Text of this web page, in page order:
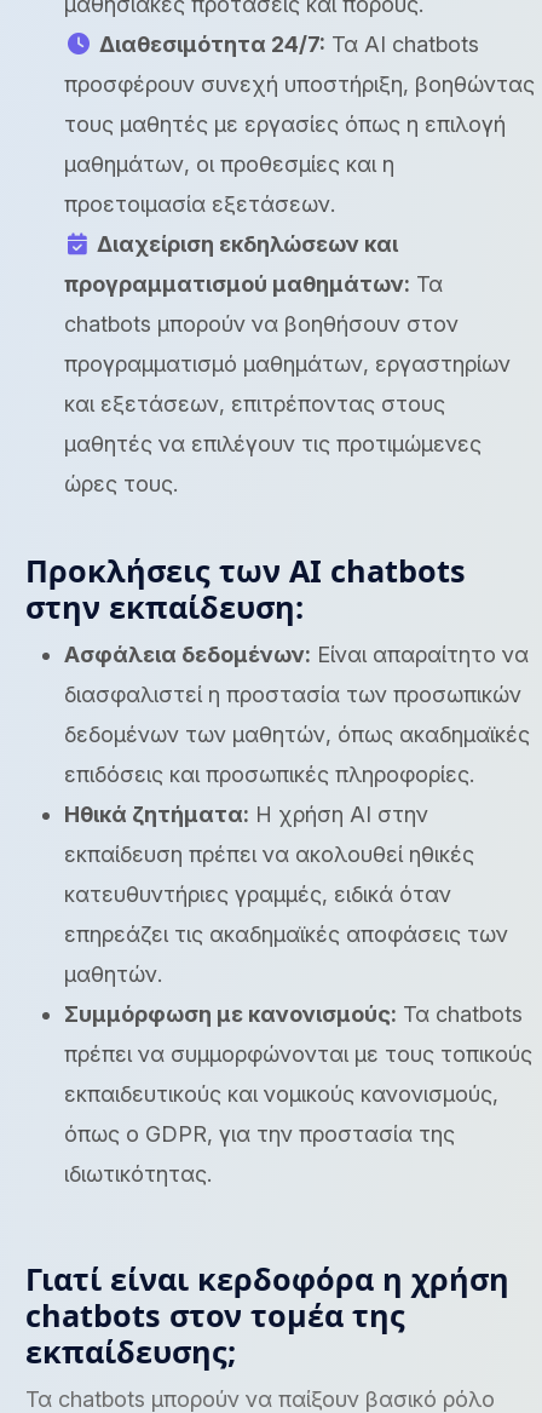
Διαθεσιμότητα 24/7: Τα AI chatbots
προσφέρουν συνεχή υποστήριξη, βοηθώντας
τους μαθητές με εργασίες όπως η επιλογή
μαθημάτων, οι προθεσμίες και η
προετοιμασία εξετάσεων.
Διαχείριση εκδηλώσεων και
προγραμματισμού μαθημάτων: Τα
chatbots μπορούν να βοηθήσουν στον
προγραμματισμό μαθημάτων, εργαστηρίων
και εξετάσεων, επιτρέποντας στους
μαθητές να επιλέγουν τις προτιμώμενες
ώρες τους.
Προκλήσεις των AI chatbots
στην εκπαίδευση:
Ασφάλεια δεδομένων: Είναι απαραίτητο να
διασφαλιστεί η προστασία των προσωπικών
δεδομένων των μαθητών, όπως ακαδημαϊκές
επιδόσεις και προσωπικές πληροφορίες.
Ηθικά ζητήματα: Η χρήση AI στην
εκπαίδευση πρέπει να ακολουθεί ηθικές
κατευθυντήριες γραμμές, ειδικά όταν
επηρεάζει τις ακαδημαϊκές αποφάσεις των
μαθητών.
Συμμόρφωση με κανονισμούς: Τα chatbots
πρέπει να συμμορφώνονται με τους τοπικούς
εκπαιδευτικούς και νομικούς κανονισμούς,
όπως ο GDPR, για την προστασία της
ιδιωτικότητας.
Γιατί είναι κερδοφόρα η χρήση
chatbots στον τομέα της
εκπαίδευσης;
Τα chatbots μπορούν να παίξουν βασικό ρόλο